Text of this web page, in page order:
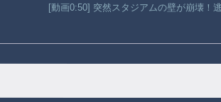
[動画0:50] 突然スタジアムの壁が崩壊！